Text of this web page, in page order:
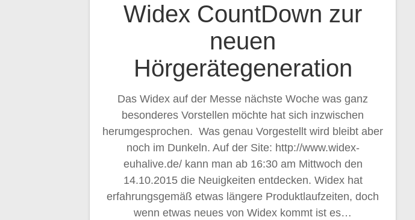
Widex CountDown zur
neuen
Hörgerätegeneration
Das Widex auf der Messe nächste Woche was ganz
besonderes Vorstellen möchte hat sich inzwischen
herumgesprochen. Was genau Vorgestellt wird bleibt aber
noch im Dunkeln. Auf der Site: http://www.widex-
euhalive.de/ kann man ab 16:30 am Mittwoch den
14.10.2015 die Neuigkeiten entdecken. Widex hat
erfahrungsgemäß etwas längere Produktlaufzeiten, doch
wenn etwas neues von Widex kommt ist es…